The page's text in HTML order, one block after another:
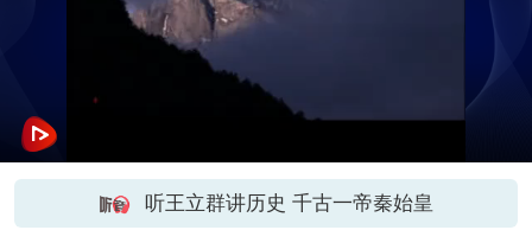
听王立群讲历史 千古一帝秦始皇